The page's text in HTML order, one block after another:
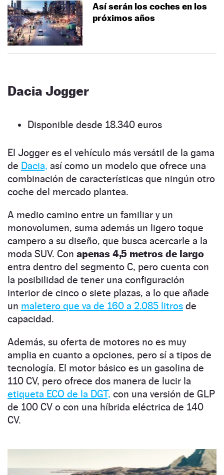
Así serán los coches en los
próximos años
Dacia Jogger
Disponible desde 18.340 euros
El Jogger es el vehículo más versátil de la gama
de Dacia, así como un modelo que ofrece una
combinación de características que ningún otro
coche del mercado plantea.
A medio camino entre un familiar y un
monovolumen, suma además un ligero toque
campero a su diseño, que busca acercarle a la
moda SUV. Con apenas 4,5 metros de largo
entra dentro del segmento C, pero cuenta con
la posibilidad de tener una configuración
interior de cinco o siete plazas, a lo que añade
un maletero que va de 160 a 2.085 litros de
capacidad.
Además, su oferta de motores no es muy
amplia en cuanto a opciones, pero sí a tipos de
tecnología. El motor básico es un gasolina de
110 CV, pero ofrece dos manera de lucir la
etiqueta ECO de la DGT, con una versión de GLP
de 100 CV o con una híbrida eléctrica de 140
CV.